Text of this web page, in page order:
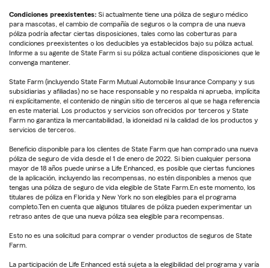
Condiciones preexistentes: Si actualmente tiene una póliza de seguro médico
para mascotas, el cambio de compañía de seguros o la compra de una nueva
póliza podría afectar ciertas disposiciones, tales como las coberturas para
condiciones preexistentes o los deducibles ya establecidos bajo su póliza actual.
Informe a su agente de State Farm si su póliza actual contiene disposiciones que le
convenga mantener.
State Farm (incluyendo State Farm Mutual Automobile Insurance Company y sus
subsidiarias y afiliadas) no se hace responsable y no respalda ni aprueba, implícita
ni explícitamente, el contenido de ningún sitio de terceros al que se haga referencia
en este material. Los productos y servicios son ofrecidos por terceros y State
Farm no garantiza la mercantabilidad, la idoneidad ni la calidad de los productos y
servicios de terceros.
Beneficio disponible para los clientes de State Farm que han comprado una nueva
póliza de seguro de vida desde el 1 de enero de 2022. Si bien cualquier persona
mayor de 18 años puede unirse a Life Enhanced, es posible que ciertas funciones
de la aplicación, incluyendo las recompensas, no estén disponibles a menos que
tengas una póliza de seguro de vida elegible de State Farm.En este momento, los
titulares de póliza en Florida y New York no son elegibles para el programa
completo.Ten en cuenta que algunos titulares de póliza pueden experimentar un
retraso antes de que una nueva póliza sea elegible para recompensas.
Esto no es una solicitud para comprar o vender productos de seguros de State
Farm.
La participación de Life Enhanced está sujeta a la elegibilidad del programa y varía